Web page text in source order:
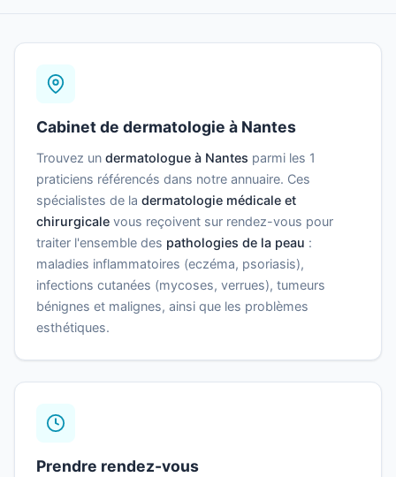
Cabinet de dermatologie à Nantes
Trouvez un dermatologue à Nantes parmi les 1
praticiens référencés dans notre annuaire. Ces
spécialistes de la dermatologie médicale et
chirurgicale vous reçoivent sur rendez-vous pour
traiter l'ensemble des pathologies de la peau :
maladies inflammatoires (eczéma, psoriasis),
infections cutanées (mycoses, verrues), tumeurs
bénignes et malignes, ainsi que les problèmes
esthétiques.
Prendre rendez-vous